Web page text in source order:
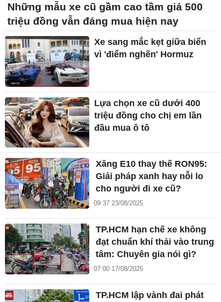
Những mẫu xe cũ gầm cao tầm giá 500
triệu đồng vẫn đáng mua hiện nay
Xe sang mắc kẹt giữa biển
vì 'điểm nghẽn' Hormuz
Lựa chọn xe cũ dưới 400
triệu đồng cho chị em lần
đầu mua ô tô
Xăng E10 thay thế RON95:
Giải pháp xanh hay nỗi lo
cho người đi xe cũ?
09:37 23/08/2025
TP.HCM hạn chế xe không
đạt chuẩn khí thải vào trung
tâm: Chuyên gia nói gì?
07:00 17/08/2025
TP.HCM lập vành đai phát